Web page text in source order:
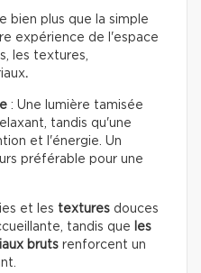
bien plus que la simple
expérience de l'espace
les textures,
.
: Une lumière tamisée
tandis qu'une
et l'énergie. Un
préférable pour une
et les textures douces
tandis que
les
bruts renforcent un